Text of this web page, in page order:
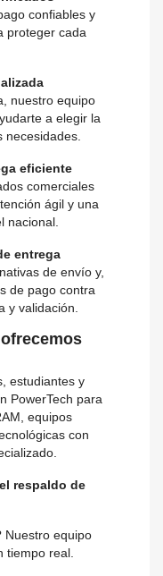
confiables y
proteger cada
nuestro equipo
a elegir la
eficiente
comerciales
ágil y una
nacional.
entrega
de envío y,
de pago contra
y validación.
estudiantes y
PowerTech para
equipos
con
respaldo de
Nuestro equipo
tiempo real.